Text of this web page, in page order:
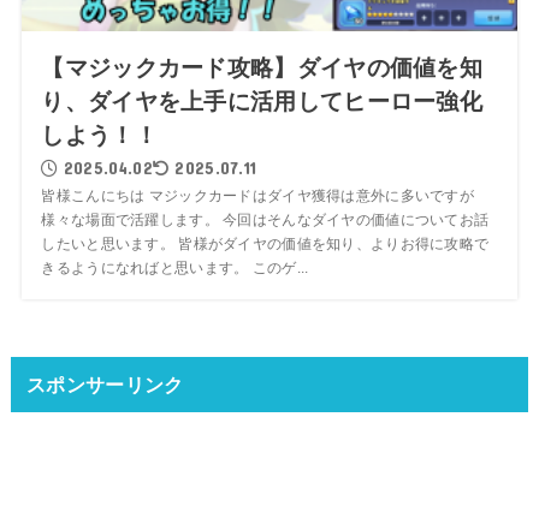
【マジックカード攻略】ダイヤの価値を知
り、ダイヤを上手に活用してヒーロー強化
しよう！！
2025.04.02 2025.07.11
皆様こんにちは マジックカードはダイヤ獲得は意外に多いですが
様々な場面で活躍します。 今回はそんなダイヤの価値についてお話
したいと思います。 皆様がダイヤの価値を知り、よりお得に攻略で
きるようになればと思います。 このゲ...
スポンサーリンク